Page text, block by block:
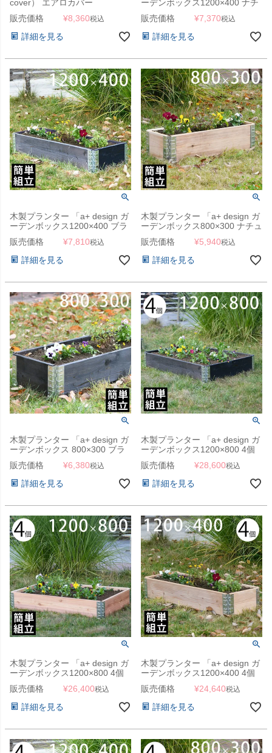
cover） エアロカバー
（AeroCover） #7964
210x75x40cm」【沖縄・離島
は送料要見積り】
販売価格 ¥8,360税込
詳細を見る
ーデンボックス1200×400 ナチ
ュラル」
販売価格 ¥7,370税込
詳細を見る
木製プランター 「a+ design ガ
ーデンボックス1200×400 ブラ
ック」
販売価格 ¥7,810税込
詳細を見る
木製プランター 「a+ design ガ
ーデンボックス800×300 ナチュ
ラル」
販売価格 ¥5,940税込
詳細を見る
木製プランター 「a+ design ガ
ーデンボックス 800×300 ブラ
ック」
販売価格 ¥6,380税込
詳細を見る
木製プランター 「a+ design ガ
ーデンボックス1200×800 4個
セット ブラック」
販売価格 ¥28,600税込
詳細を見る
木製プランター 「a+ design ガ
ーデンボックス1200×800 4個
セット ナチュラル」
販売価格 ¥26,400税込
詳細を見る
木製プランター 「a+ design ガ
ーデンボックス1200×400 4個
セット ナチュラル」
販売価格 ¥24,640税込
詳細を見る